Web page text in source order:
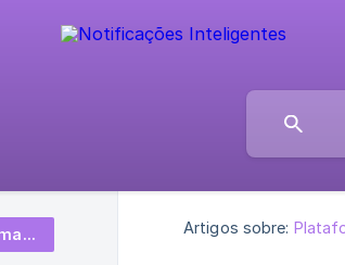
Plataforma de anúncios Artigos sobre: